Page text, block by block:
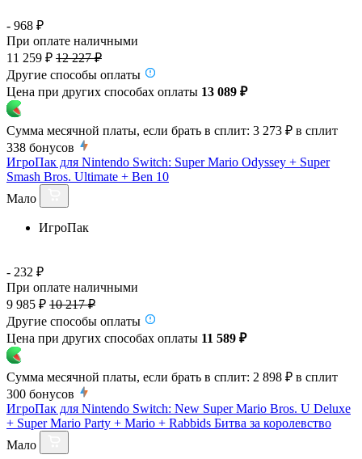
- 968 ₽
При оплате наличными
11 259 ₽ 12 227 ₽
Другие способы оплаты
Цена при других способах оплаты 13 089 ₽
Сумма месячной платы, если брать в сплит: 3 273 ₽ в сплит
338 бонусов
ИгроПак для Nintendo Switch: Super Mario Odyssey + Super
Smash Bros. Ultimate + Ben 10
Мало
ИгроПак
- 232 ₽
При оплате наличными
9 985 ₽ 10 217 ₽
Другие способы оплаты
Цена при других способах оплаты 11 589 ₽
Сумма месячной платы, если брать в сплит: 2 898 ₽ в сплит
300 бонусов
ИгроПак для Nintendo Switch: New Super Mario Bros. U Deluxe
+ Super Mario Party + Mario + Rabbids Битва за королевство
Мало